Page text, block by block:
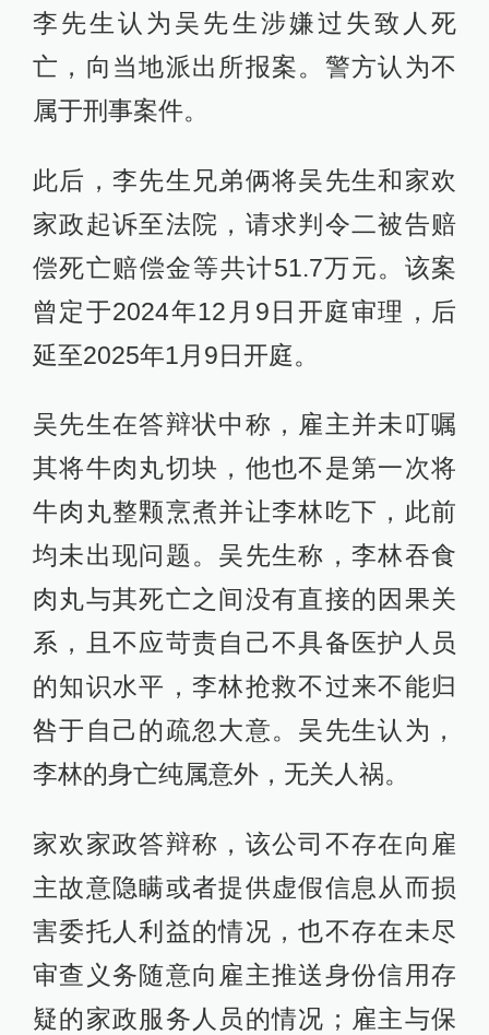
李先生认为吴先生涉嫌过失致人死
亡，向当地派出所报案。警方认为不
属于刑事案件。
此后，李先生兄弟俩将吴先生和家欢
家政起诉至法院，请求判令二被告赔
偿死亡赔偿金等共计51.7万元。该案
曾定于2024年12月9日开庭审理，后
延至2025年1月9日开庭。
吴先生在答辩状中称，雇主并未叮嘱
其将牛肉丸切块，他也不是第一次将
牛肉丸整颗烹煮并让李林吃下，此前
均未出现问题。吴先生称，李林吞食
肉丸与其死亡之间没有直接的因果关
系，且不应苛责自己不具备医护人员
的知识水平，李林抢救不过来不能归
咎于自己的疏忽大意。吴先生认为，
李林的身亡纯属意外，无关人祸。
家欢家政答辩称，该公司不存在向雇
主故意隐瞒或者提供虚假信息从而损
害委托人利益的情况，也不存在未尽
审查义务随意向雇主推送身份信用存
疑的家政服务人员的情况；雇主与保